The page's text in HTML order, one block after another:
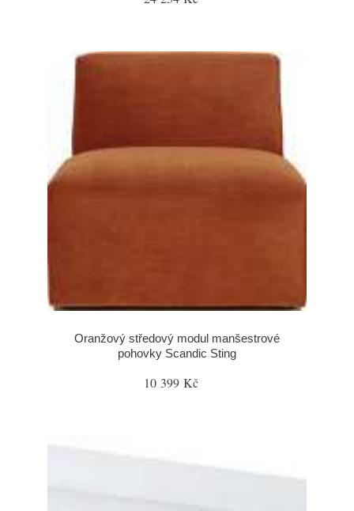
Oranžový středový modul manšestrové
pohovky Scandic Sting
10 399 Kč